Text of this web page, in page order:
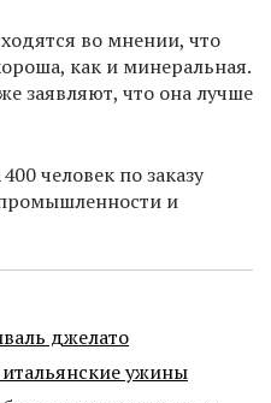
во мнении, что
как и минеральная.
заявляют, что она лучше
человек по заказу
и
джелато
ужины